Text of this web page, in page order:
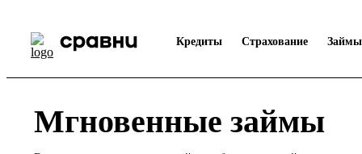
Кредиты Страхование Займы
Мгновенные займы